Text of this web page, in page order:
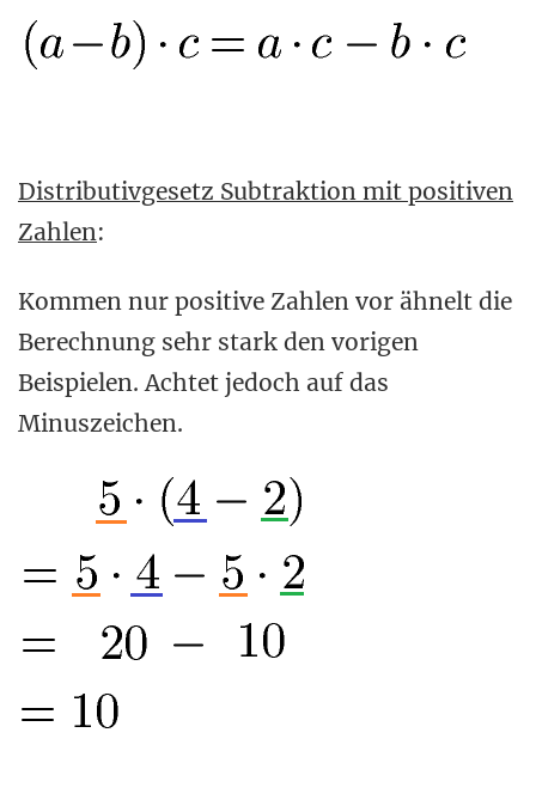
Distributivgesetz Subtraktion mit positiven
Zahlen:
Kommen nur positive Zahlen vor ähnelt die
Berechnung sehr stark den vorigen
Beispielen. Achtet jedoch auf das
Minuszeichen.